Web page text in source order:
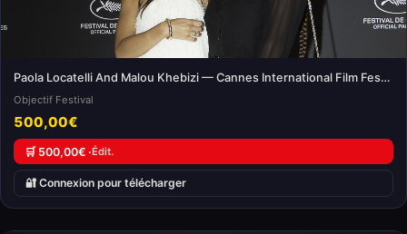
Paola Locatelli And Malou Khebizi — Cannes International Film Festival
Objectif Festival
500,00€
🛒 500,00€ ·Édit.
🔐 Connexion pour télécharger